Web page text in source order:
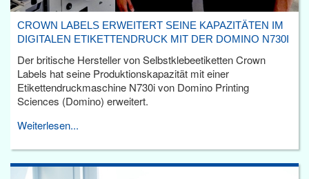
CROWN LABELS ERWEITERT SEINE KAPAZITÄTEN IM
DIGITALEN ETIKETTENDRUCK MIT DER DOMINO N730I
Der britische Hersteller von Selbstklebeetiketten Crown
Labels hat seine Produktionskapazität mit einer
Etikettendruckmaschine N730i von Domino Printing
Sciences (Domino) erweitert.
Weiterlesen...